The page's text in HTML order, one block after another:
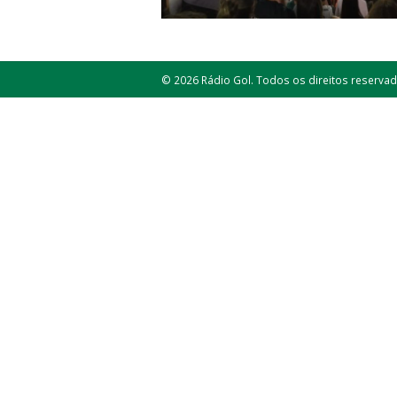
© 2026 Rádio Gol. Todos os direitos